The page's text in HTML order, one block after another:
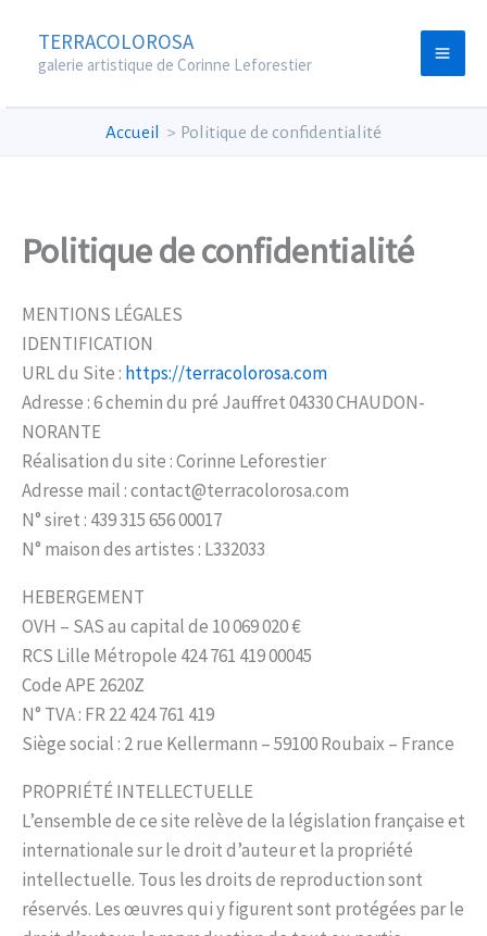
contenu
TERRACOLOROSA
galerie artistique de Corinne Leforestier
Accueil Politique de confidentialité
Politique de confidentialité
MENTIONS LÉGALES
IDENTIFICATION
URL du Site : https://terracolorosa.com
Adresse : 6 chemin du pré Jauffret 04330 CHAUDON-
NORANTE
Réalisation du site : Corinne Leforestier
Adresse mail : contact@terracolorosa.com
N° siret : 439 315 656 00017
N° maison des artistes : L332033
HEBERGEMENT
OVH – SAS au capital de 10 069 020 €
RCS Lille Métropole 424 761 419 00045
Code APE 2620Z
N° TVA : FR 22 424 761 419
Siège social : 2 rue Kellermann – 59100 Roubaix – France
PROPRIÉTÉ INTELLECTUELLE
L’ensemble de ce site relève de la législation française et
internationale sur le droit d’auteur et la propriété
intellectuelle. Tous les droits de reproduction sont
réservés. Les œuvres qui y figurent sont protégées par le